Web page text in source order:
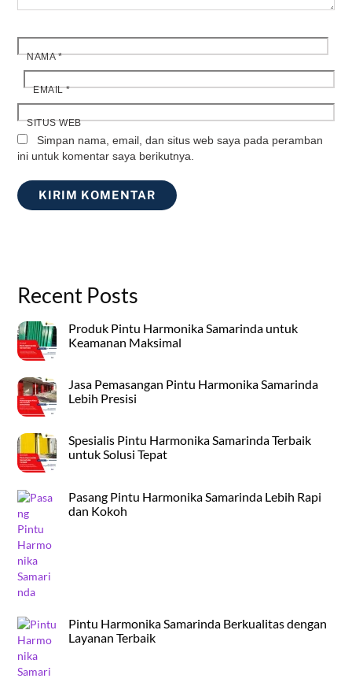
NAMA*
EMAIL*
SITUS WEB
Simpan nama, email, dan situs web saya pada peramban
ini untuk komentar saya berikutnya.
Recent Posts
Produk Pintu Harmonika Samarinda untuk
Keamanan Maksimal
Jasa Pemasangan Pintu Harmonika Samarinda
Lebih Presisi
Spesialis Pintu Harmonika Samarinda Terbaik
untuk Solusi Tepat
Pasang Pintu Harmonika Samarinda Lebih Rapi
dan Kokoh
Pintu Harmonika Samarinda Berkualitas dengan
Layanan Terbaik